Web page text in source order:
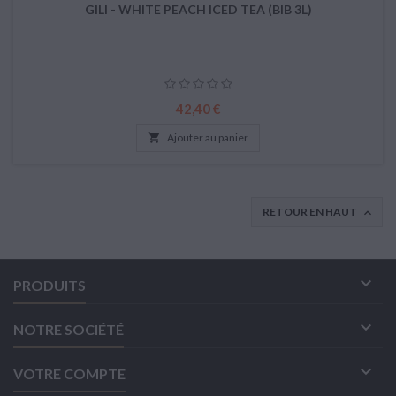
GILI - WHITE PEACH ICED TEA (BIB 3L)
Prix
42,40 €
 Ajouter au panier
RETOUR EN HAUT 
PRODUITS 
NOTRE SOCIÉTÉ 
VOTRE COMPTE 